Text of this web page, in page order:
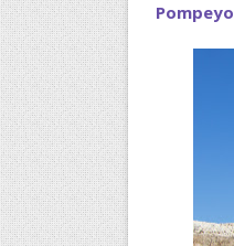
Pompeyo